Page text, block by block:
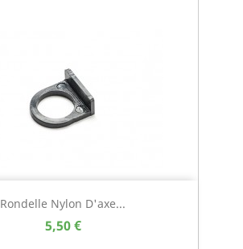
Rondelle Nylon D'axe...
5,50 €